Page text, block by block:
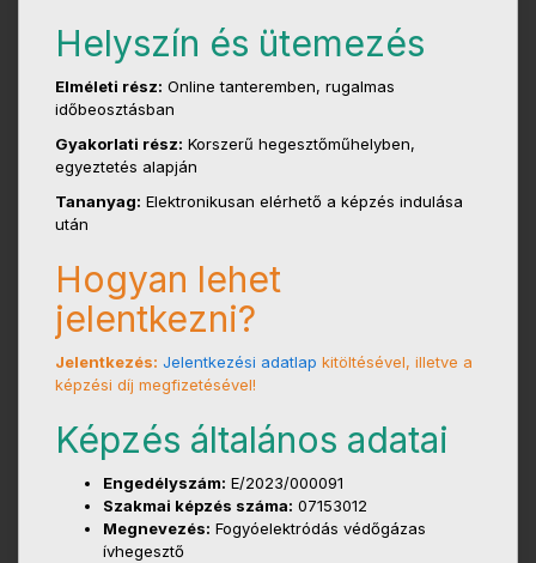
Helyszín és ütemezés
Elméleti rész: Online tanteremben, rugalmas
időbeosztásban
Gyakorlati rész: Korszerű hegesztőműhelyben,
egyeztetés alapján
Tananyag: Elektronikusan elérhető a képzés indulása
után
Hogyan lehet
jelentkezni?
Jelentkezés: Jelentkezési adatlap kitöltésével, illetve a
képzési díj megfizetésével!
Képzés általános adatai
Engedélyszám: E/2023/000091
Szakmai képzés száma: 07153012
Megnevezés: Fogyóelektródás védőgázas
ívhegesztő